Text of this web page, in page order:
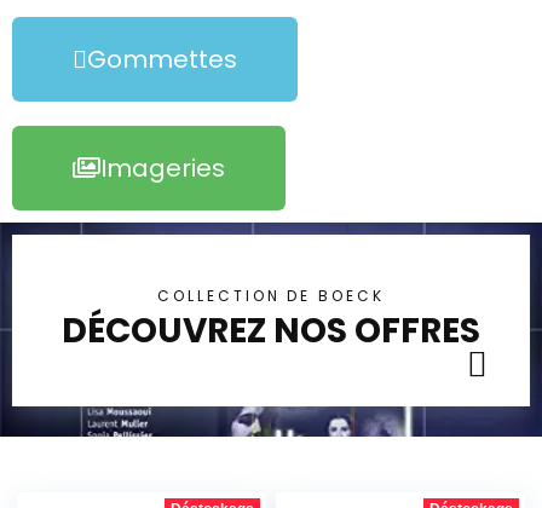
Gommettes
Imageries
COLLECTION DE BOECK
DÉCOUVREZ NOS OFFRES